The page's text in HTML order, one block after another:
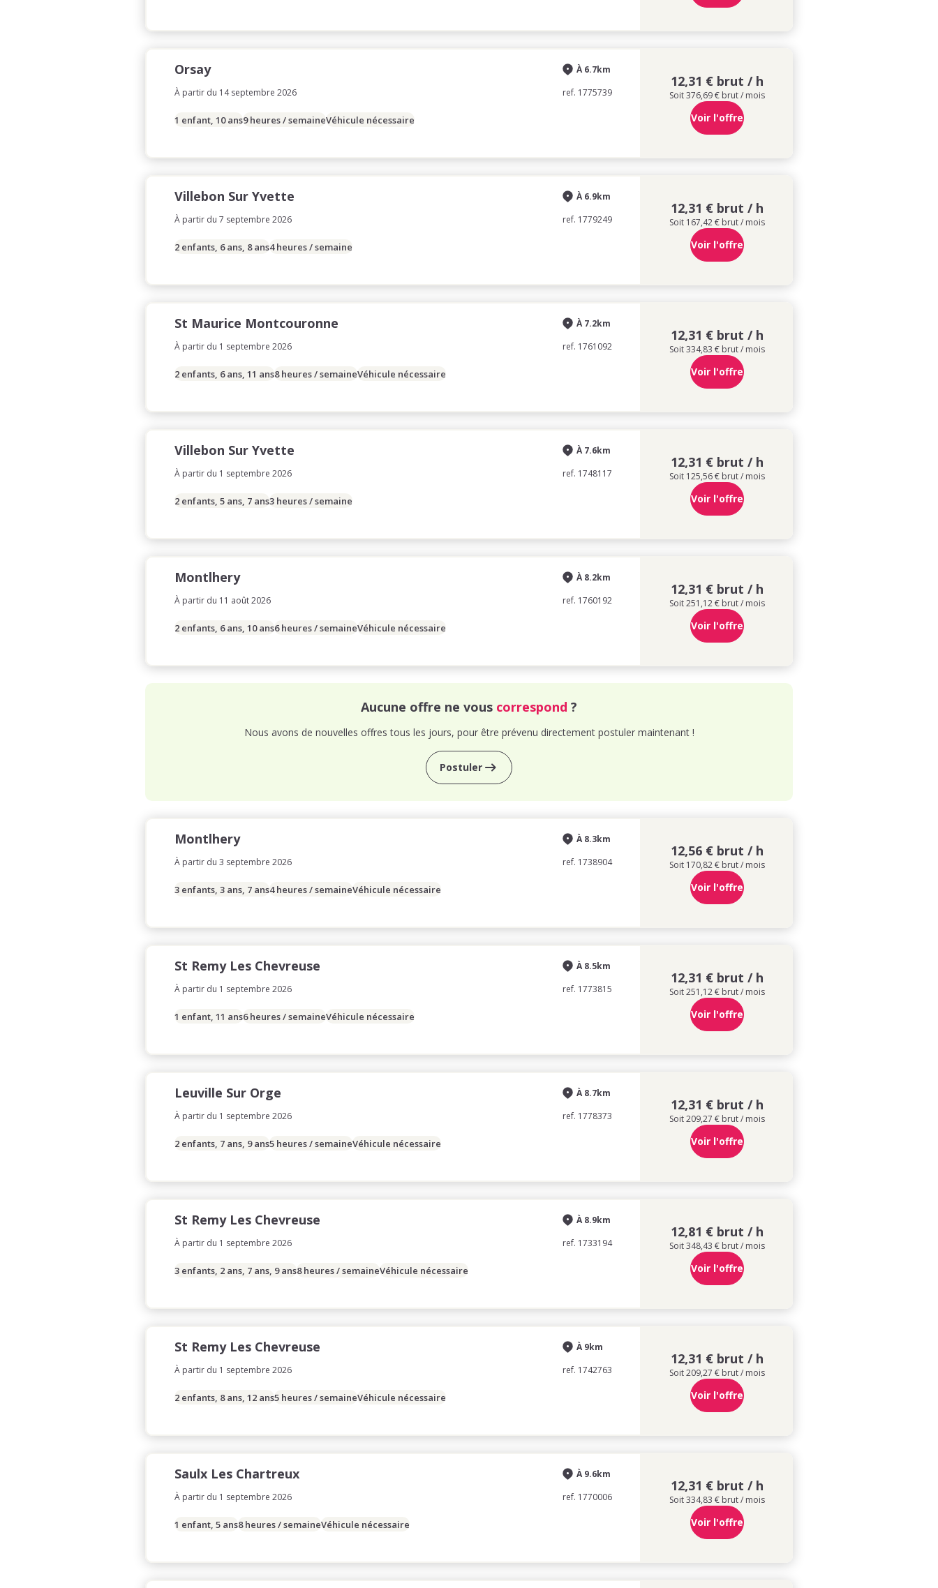
Orsay
À partir du 14 septembre 2026
À 6.7km
ref. 1775739
1 enfant, 10 ans9 heures / semaineVéhicule nécessaire
12,31 € brut / h
Soit 376,69 € brut / mois
Voir l'offre
Villebon Sur Yvette
À partir du 7 septembre 2026
À 6.9km
ref. 1779249
2 enfants, 6 ans, 8 ans4 heures / semaine
12,31 € brut / h
Soit 167,42 € brut / mois
Voir l'offre
St Maurice Montcouronne
À partir du 1 septembre 2026
À 7.2km
ref. 1761092
2 enfants, 6 ans, 11 ans8 heures / semaineVéhicule nécessaire
12,31 € brut / h
Soit 334,83 € brut / mois
Voir l'offre
Villebon Sur Yvette
À partir du 1 septembre 2026
À 7.6km
ref. 1748117
2 enfants, 5 ans, 7 ans3 heures / semaine
12,31 € brut / h
Soit 125,56 € brut / mois
Voir l'offre
Montlhery
À partir du 11 août 2026
À 8.2km
ref. 1760192
2 enfants, 6 ans, 10 ans6 heures / semaineVéhicule nécessaire
12,31 € brut / h
Soit 251,12 € brut / mois
Voir l'offre
Aucune offre ne vous correspond ?
Nous avons de nouvelles offres tous les jours, pour être prévenu directement postuler maintenant !
Postuler
Montlhery
À partir du 3 septembre 2026
À 8.3km
ref. 1738904
3 enfants, 3 ans, 7 ans4 heures / semaineVéhicule nécessaire
12,56 € brut / h
Soit 170,82 € brut / mois
Voir l'offre
St Remy Les Chevreuse
À partir du 1 septembre 2026
À 8.5km
ref. 1773815
1 enfant, 11 ans6 heures / semaineVéhicule nécessaire
12,31 € brut / h
Soit 251,12 € brut / mois
Voir l'offre
Leuville Sur Orge
À partir du 1 septembre 2026
À 8.7km
ref. 1778373
2 enfants, 7 ans, 9 ans5 heures / semaineVéhicule nécessaire
12,31 € brut / h
Soit 209,27 € brut / mois
Voir l'offre
St Remy Les Chevreuse
À partir du 1 septembre 2026
À 8.9km
ref. 1733194
3 enfants, 2 ans, 7 ans, 9 ans8 heures / semaineVéhicule nécessaire
12,81 € brut / h
Soit 348,43 € brut / mois
Voir l'offre
St Remy Les Chevreuse
À partir du 1 septembre 2026
À 9km
ref. 1742763
2 enfants, 8 ans, 12 ans5 heures / semaineVéhicule nécessaire
12,31 € brut / h
Soit 209,27 € brut / mois
Voir l'offre
Saulx Les Chartreux
À partir du 1 septembre 2026
À 9.6km
ref. 1770006
1 enfant, 5 ans8 heures / semaineVéhicule nécessaire
12,31 € brut / h
Soit 334,83 € brut / mois
Voir l'offre